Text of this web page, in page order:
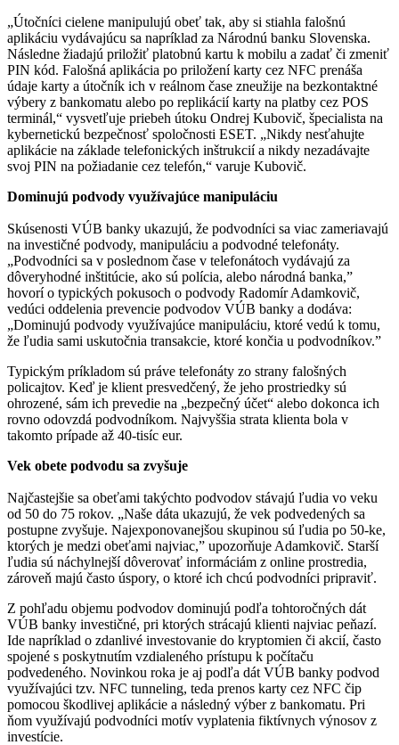
„Útočníci cielene manipulujú obeť tak, aby si stiahla falošnú
aplikáciu vydávajúcu sa napríklad za Národnú banku Slovenska.
Následne žiadajú priložiť platobnú kartu k mobilu a zadať či zmeniť
PIN kód. Falošná aplikácia po priložení karty cez NFC prenáša
údaje karty a útočník ich v reálnom čase zneužije na bezkontaktné
výbery z bankomatu alebo po replikácií karty na platby cez POS
terminál,“ vysvetľuje priebeh útoku Ondrej Kubovič, špecialista na
kybernetickú bezpečnosť spoločnosti ESET. „Nikdy nesťahujte
aplikácie na základe telefonických inštrukcií a nikdy nezadávajte
svoj PIN na požiadanie cez telefón,“ varuje Kubovič.
Dominujú podvody využívajúce manipuláciu
Skúsenosti VÚB banky ukazujú, že podvodníci sa viac zameriavajú
na investičné podvody, manipuláciu a podvodné telefonáty.
„Podvodníci sa v poslednom čase v telefonátoch vydávajú za
dôveryhodné inštitúcie, ako sú polícia, alebo národná banka,”
hovorí o typických pokusoch o podvody Radomír Adamkovič,
vedúci oddelenia prevencie podvodov VÚB banky a dodáva:
„Dominujú podvody využívajúce manipuláciu, ktoré vedú k tomu,
že ľudia sami uskutočnia transakcie, ktoré končia u podvodníkov.”
Typickým príkladom sú práve telefonáty zo strany falošných
policajtov. Keď je klient presvedčený, že jeho prostriedky sú
ohrozené, sám ich prevedie na „bezpečný účet“ alebo dokonca ich
rovno odovzdá podvodníkom. Najvyššia strata klienta bola v
takomto prípade až 40-tisíc eur.
Vek obete podvodu sa zvyšuje
Najčastejšie sa obeťami takýchto podvodov stávajú ľudia vo veku
od 50 do 75 rokov. „Naše dáta ukazujú, že vek podvedených sa
postupne zvyšuje. Najexponovanejšou skupinou sú ľudia po 50-ke,
ktorých je medzi obeťami najviac,” upozorňuje Adamkovič. Starší
ľudia sú náchylnejší dôverovať informáciám z online prostredia,
zároveň majú často úspory, o ktoré ich chcú podvodníci pripraviť.
Z pohľadu objemu podvodov dominujú podľa tohtoročných dát
VÚB banky investičné, pri ktorých strácajú klienti najviac peňazí.
Ide napríklad o zdanlivé investovanie do kryptomien či akcií, často
spojené s poskytnutím vzdialeného prístupu k počítaču
podvedeného. Novinkou roka je aj podľa dát VÚB banky podvod
využívajúci tzv. NFC tunneling, teda prenos karty cez NFC čip
pomocou škodlivej aplikácie a následný výber z bankomatu. Pri
ňom využívajú podvodníci motív vyplatenia fiktívnych výnosov z
investície.